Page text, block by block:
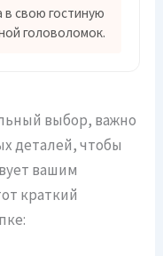
в свою гостиную
головоломок.
выбор, важно
деталей, чтобы
вашим
краткий